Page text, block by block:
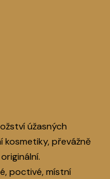
úžasných
převážně
poctivé, místní